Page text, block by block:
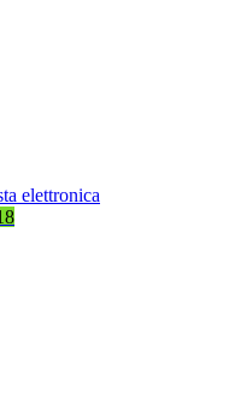
elettronica